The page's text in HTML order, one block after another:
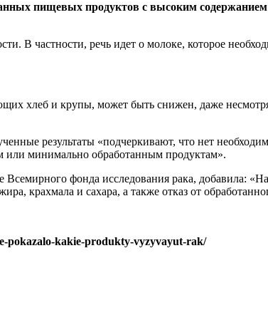
пищевых продуктов с высоким содержанием
В частности, речь идет о молоке, которое
хлеб и крупы, может быть снижен, даже
результаты «подчеркивают, что нет
или минимально обработанным продуктам».
фонда исследования рака, добавила:
крахмала и сахара, а также отказ от
pokazalo-kakie-produkty-vyzyvayut-rak/